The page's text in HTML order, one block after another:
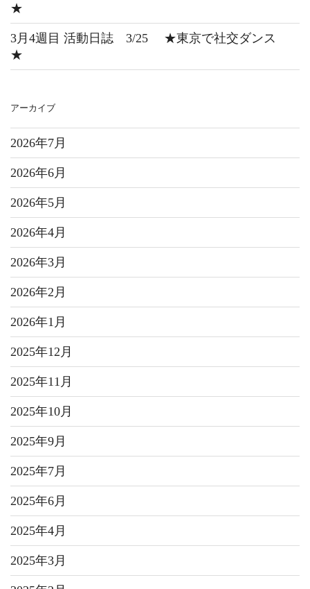
★
3月4週目 活動日誌 3/25 ★東京で社交ダンス
★
アーカイブ
2026年7月
2026年6月
2026年5月
2026年4月
2026年3月
2026年2月
2026年1月
2025年12月
2025年11月
2025年10月
2025年9月
2025年7月
2025年6月
2025年4月
2025年3月